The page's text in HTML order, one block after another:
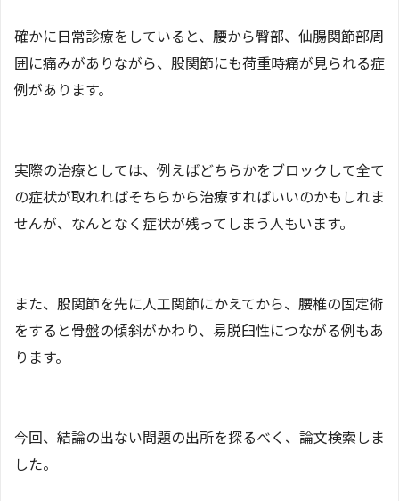
確かに日常診療をしていると、腰から臀部、仙腸関節部周
囲に痛みがありながら、股関節にも荷重時痛が見られる症
例があります。
実際の治療としては、例えばどちらかをブロックして全て
の症状が取れればそちらから治療すればいいのかもしれま
せんが、なんとなく症状が残ってしまう人もいます。
また、股関節を先に人工関節にかえてから、腰椎の固定術
をすると骨盤の傾斜がかわり、易脱臼性につながる例もあ
ります。
今回、結論の出ない問題の出所を探るべく、論文検索しま
した。